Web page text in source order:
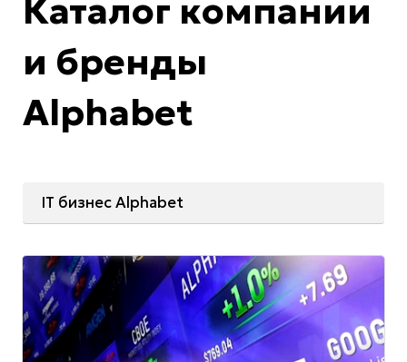
Каталог компании
и бренды
Alphabet
IT бизнес Alphabet